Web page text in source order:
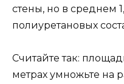
стены, но в среднем
полиуретановых
Считайте так:
метрах умножьте на